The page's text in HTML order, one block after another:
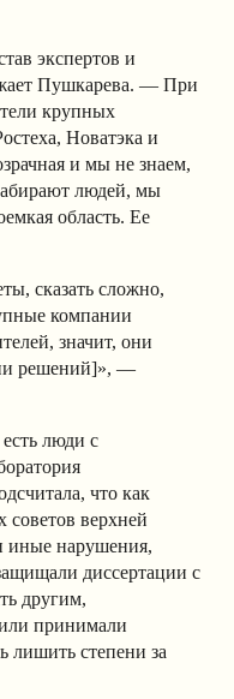
экспертов и
Пушкарева. — При
крупных
Новатэка и
и мы не знаем,
людей, мы
область. Ее
сказать сложно,
компании
значит, они
решений]», —
люди с
что как
верхней
иные нарушения,
диссертации с
другим,
принимали
лишить степени за